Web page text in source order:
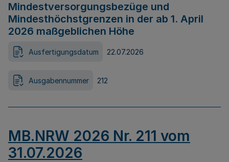
Mindestversorgungsbezüge und
Mindesthöchstgrenzen in der ab 1. April
2026 maßgeblichen Höhe
Ausfertigungsdatum 22.07.2026
Ausgabennummer 212
MB.NRW 2026 Nr. 211 vom
31.07.2026